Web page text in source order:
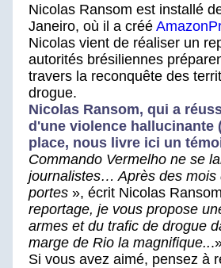
Nicolas Ransom est installé
Janeiro, où il a créé
Nicolas vient de réaliser un
autorités brésiliennes
travers la reconquête des
drogue.
Nicolas Ransom, qui a
d'une violence hallucinante
place, nous livre ici un
Commando Vermelho ne se
journalistes… Après des mois
portes », écrit Nicolas
reportage, je vous propose
armes et du trafic de drogue
marge de Rio la magnifique..
Si vous avez aimé, pensez à